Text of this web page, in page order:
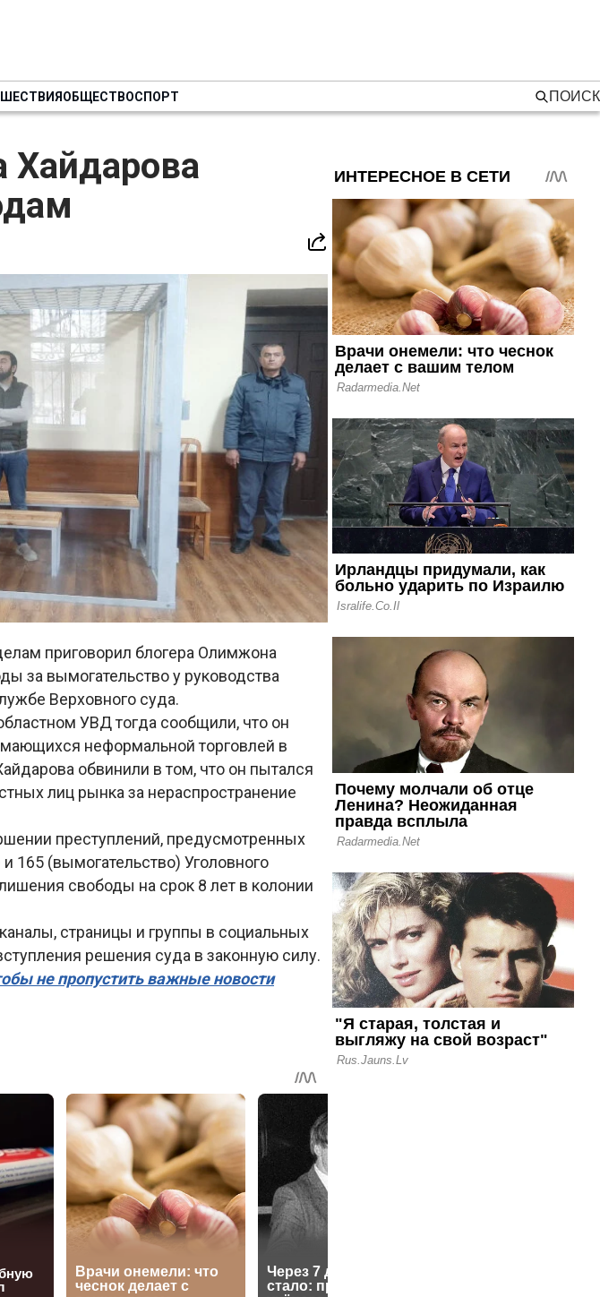
ОБЩЕСТВОСПОРТ ПОИСК
Хайдарова
приговорил блогера Олимжона
за вымогательство у руководства
Верховного суда.
УВД тогда сообщили, что он
неформальной торговлей в
обвинили в том, что он пытался
лиц рынка за нераспространение
преступлений, предусмотренных
165 (вымогательство) Уголовного
свободы на срок 8 лет в колонии
страницы и группы в социальных
решения суда в законную силу.
не пропустить важные новости